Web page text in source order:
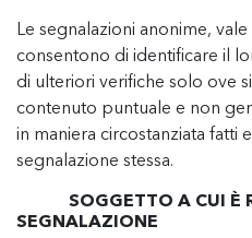
Le segnalazioni anonime,
consentono di identificare il
di ulteriori verifiche solo ove
contenuto puntuale e non
in maniera circostanziata fatti
segnalazione stessa.
SOGGETTO A CUI È
SEGNALAZIONE